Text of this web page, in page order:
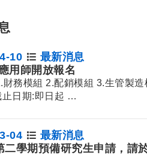
10
最新消息
用師開放報名
財務模組 2.配銷模組 3.生管製造
止日期:即日起 …
04
最新消息
二學期預備研究生申請，請